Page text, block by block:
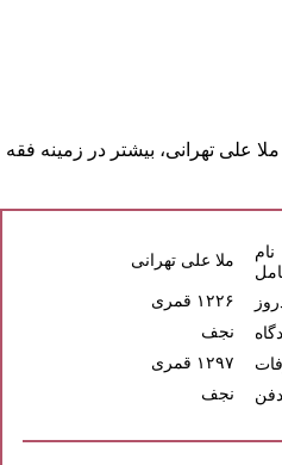
علی تهرانی، بیشتر در زمینه فقه
نام
ملا علی تهرانی
۱۲۲۶ قمری
نجف
۱۲۹۷ قمری
نجف